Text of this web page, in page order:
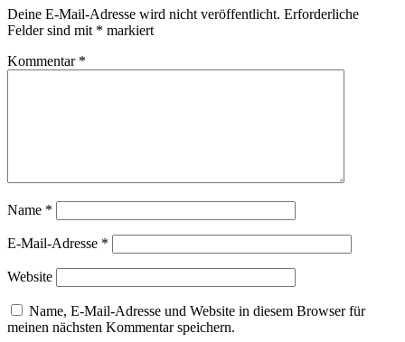
Deine E-Mail-Adresse wird nicht veröffentlicht. Erforderliche
Felder sind mit * markiert
Kommentar *
Name *
E-Mail-Adresse *
Website
Name, E-Mail-Adresse und Website in diesem Browser für
meinen nächsten Kommentar speichern.